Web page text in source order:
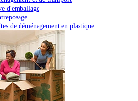
d'emballage
de déménagement en plastique